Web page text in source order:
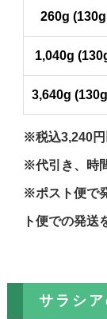
260g
1,040g
3,640g
※税込3,240円
※代引き、時
※ポスト便で
ト便での発
サラシ